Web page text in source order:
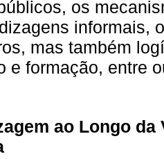
os
informais,
mas também
e formação, entre
ao Longo